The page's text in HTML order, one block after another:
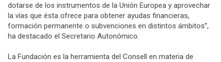
dotarse de los instrumentos de la Unión Europea y aprovechar
la vías que ésta ofrece para obtener ayudas financieras,
formación permanente o subvenciones en distintos ámbitos”,
ha destacado el Secretario Autonómico.
La Fundación es la herramienta del Consell en materia de